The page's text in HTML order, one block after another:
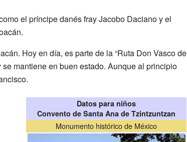
el príncipe danés fray Jacobo Daciano y el
Hoy en día, es parte de la “Ruta Don Vasco de
mantiene en buen estado. Aunque al principio
Datos para niños
Convento de Santa Ana de Tzintzuntzan
Monumento histórico de México